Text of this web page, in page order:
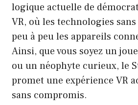
logique actuelle de
VR, où les technologies
peu à peu les appareils
Ainsi, que vous soyez un
ou un néophyte curieux, le
promet une expérience VR
sans compromis.